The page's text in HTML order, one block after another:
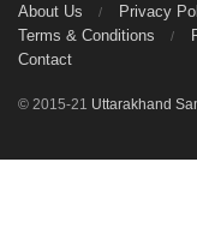
About Us Privacy
Terms & Conditions
Contact
© 2015-21 Uttarakhand